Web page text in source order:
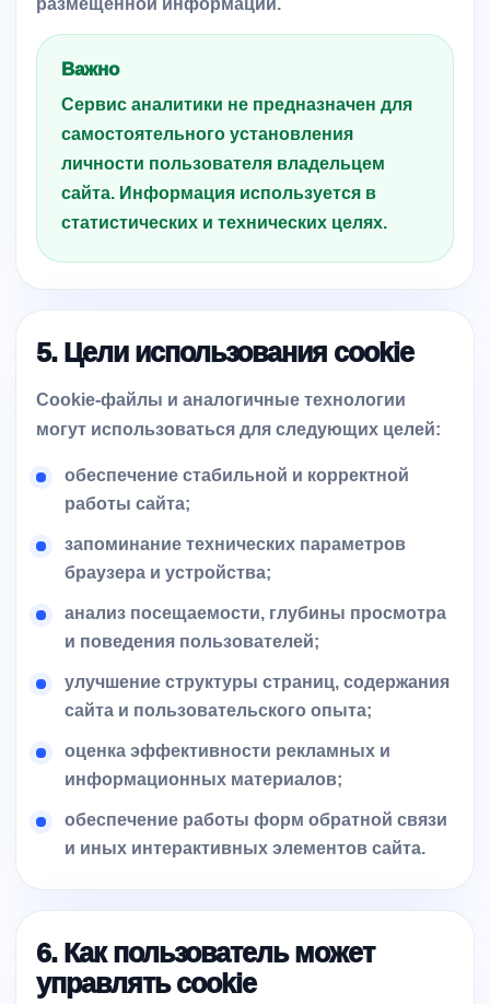
Важно
Сервис аналитики не предназначен для
самостоятельного установления
личности пользователя владельцем
сайта. Информация используется в
статистических и технических целях.
5. Цели использования cookie
Cookie-файлы и аналогичные технологии
могут использоваться для следующих целей:
обеспечение стабильной и корректной
работы сайта;
запоминание технических параметров
браузера и устройства;
анализ посещаемости, глубины просмотра
и поведения пользователей;
улучшение структуры страниц, содержания
сайта и пользовательского опыта;
оценка эффективности рекламных и
информационных материалов;
обеспечение работы форм обратной связи
и иных интерактивных элементов сайта.
6. Как пользователь может
управлять cookie